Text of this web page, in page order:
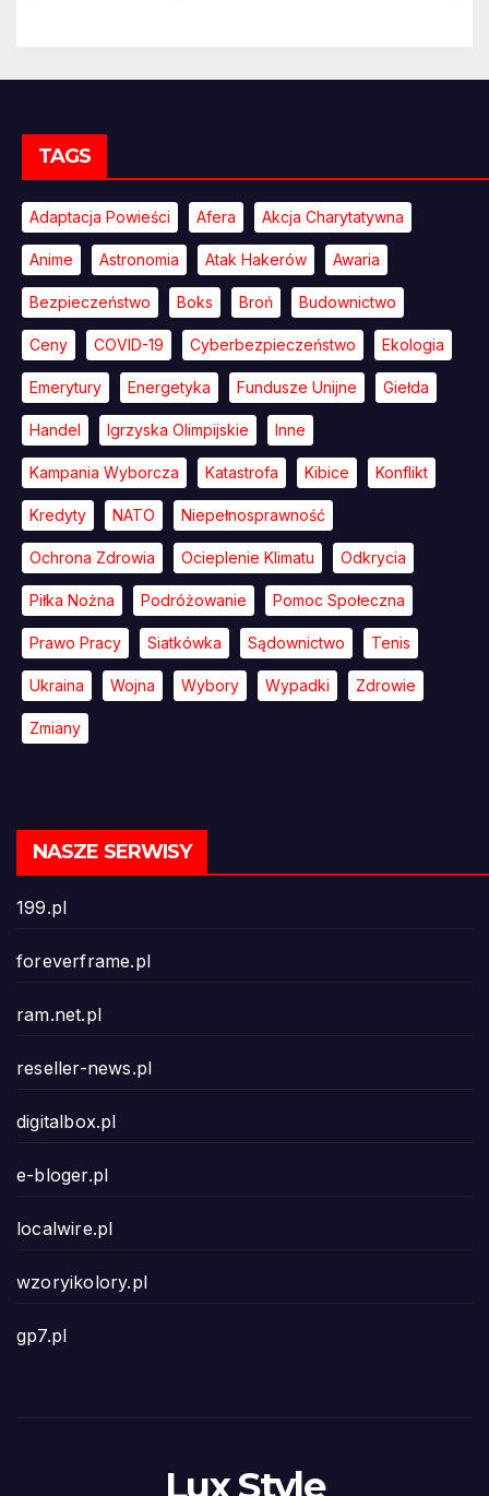
TAGS
Adaptacja Powieści Afera Akcja Charytatywna
Anime Astronomia Atak Hakerów Awaria
Bezpieczeństwo Boks Broń Budownictwo
Ceny COVID-19 Cyberbezpieczeństwo Ekologia
Emerytury Energetyka Fundusze Unijne Giełda
Handel Igrzyska Olimpijskie Inne
Kampania Wyborcza Katastrofa Kibice Konflikt
Kredyty NATO Niepełnosprawność
Ochrona Zdrowia Ocieplenie Klimatu Odkrycia
Piłka Nożna Podróżowanie Pomoc Społeczna
Prawo Pracy Siatkówka Sądownictwo Tenis
Ukraina Wojna Wybory Wypadki Zdrowie
Zmiany
NASZE SERWISY
199.pl
foreverframe.pl
ram.net.pl
reseller-news.pl
digitalbox.pl
e-bloger.pl
localwire.pl
wzoryikolory.pl
gp7.pl
Lux Style